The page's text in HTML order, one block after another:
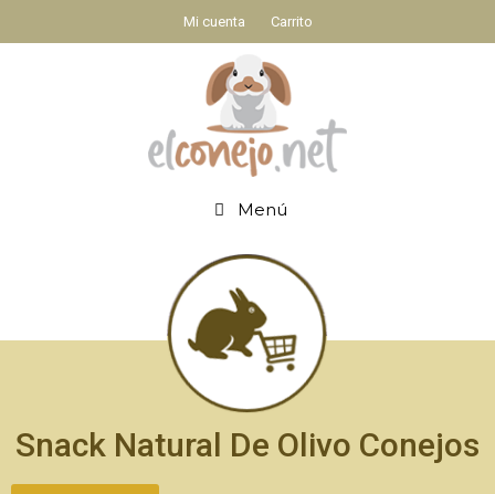
Mi cuenta Carrito
Menú
Snack Natural De Olivo Conejos